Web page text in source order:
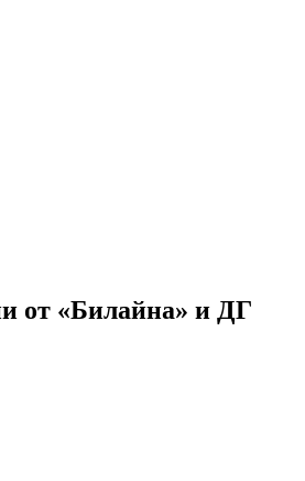
от «Билайна» и ДГ